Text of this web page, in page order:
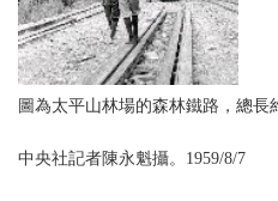
圖為太平山林場的森林鐵路，總長
中央社記者陳永魁攝。1959/8/7